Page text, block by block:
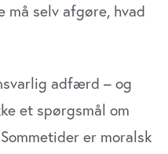
må selv afgøre, hvad
adfærd – og
et spørgsmål om
er moralsk